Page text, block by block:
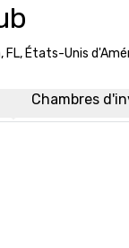
FL, États-Unis
Chambres